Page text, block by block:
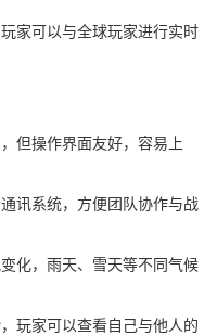
家可以与全球玩家进行实时
但操作界面友好，容易上
讯系统，方便团队协作与战
化，雨天、雪天等不同气候
玩家可以查看自己与他人的